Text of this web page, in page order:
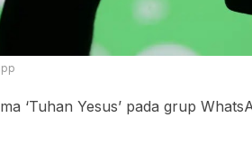
‘Tuhan Yesus’ pada grup